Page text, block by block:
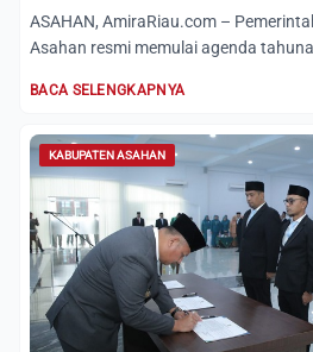
ASAHAN, AmiraRiau.com –
Asahan resmi memulai agenda
BACA SELENGKAPNYA
KABUPATEN ASAHAN